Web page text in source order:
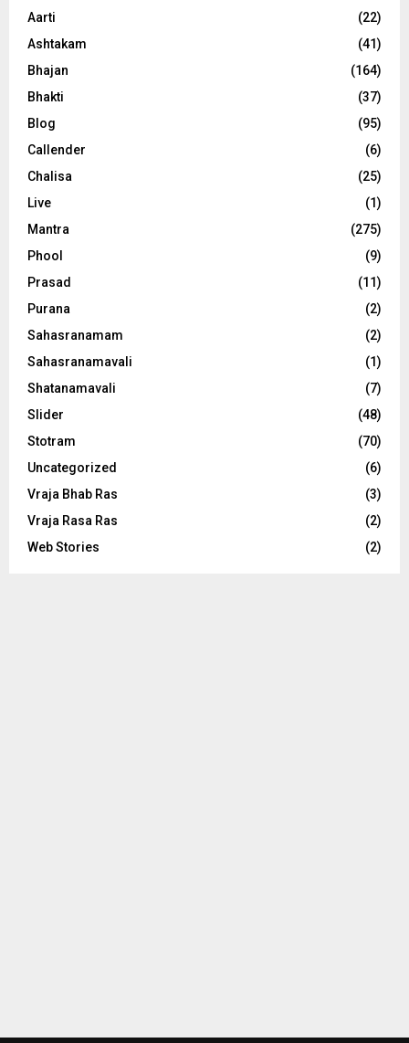
Aarti
(22)
Ashtakam
(41)
Bhajan
(164)
Bhakti
(37)
Blog
(95)
Callender
(6)
Chalisa
(25)
Live
(1)
Mantra
(275)
Phool
(9)
Prasad
(11)
Purana
(2)
Sahasranamam
(2)
Sahasranamavali
(1)
Shatanamavali
(7)
Slider
(48)
Stotram
(70)
Uncategorized
(6)
Vraja Bhab Ras
(3)
Vraja Rasa Ras
(2)
Web Stories
(2)